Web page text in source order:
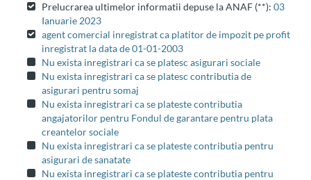
Prelucrarea ultimelor informatii depuse la ANAF (**): 03
Ianuarie 2023
agent comercial inregistrat ca platitor de impozit pe profit
inregistrat la data de 01-01-2003
Nu exista inregistrari ca se platesc asigurari sociale
Nu exista inregistrari ca se platesc contributia de
asigurari pentru somaj
Nu exista inregistrari ca se plateste contributia
angajatorilor pentru Fondul de garantare pentru plata
creantelor sociale
Nu exista inregistrari ca se plateste contributia pentru
asigurari de sanatate
Nu exista inregistrari ca se plateste contributia pentru